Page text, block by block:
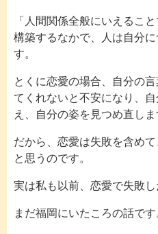
「人間関係全般にいえるこ
構築するなかで、人は自分
す。
とくに恋愛の場合、自分の
てくれないと不安になり、
え、自分の姿を見つめ直しま
だから、恋愛は失敗を含め
と思うのです。
実は私も以前、恋愛で失敗し
まだ福岡にいたころの話です